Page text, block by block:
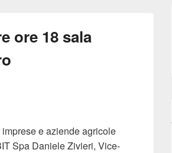
ore 18 sala
e aziende agricole
Spa Daniele Zivieri, Vice-